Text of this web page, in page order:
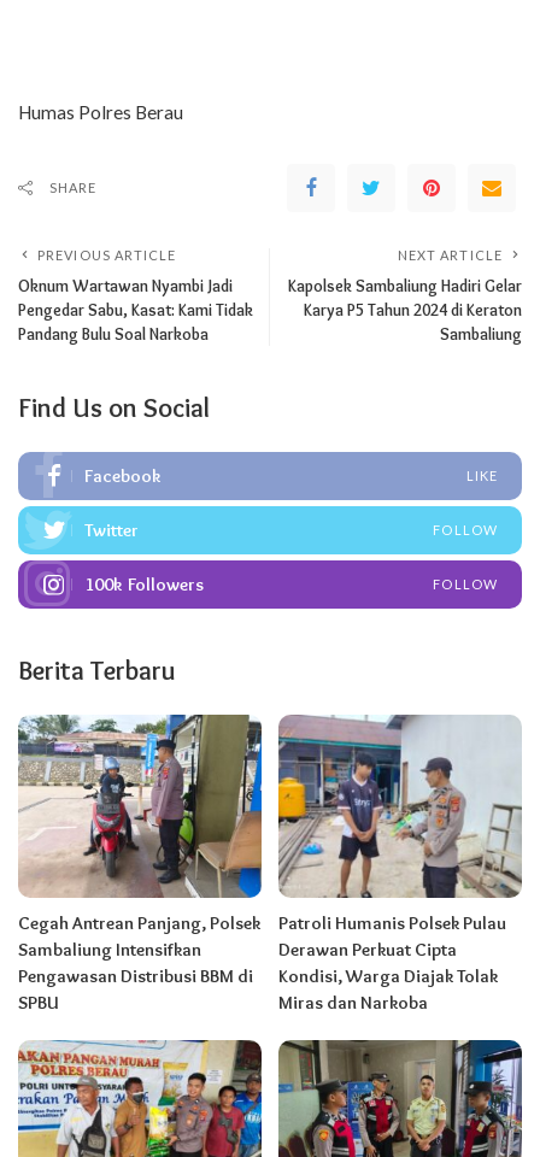
Humas Polres Berau
SHARE
PREVIOUS ARTICLE
Oknum Wartawan Nyambi Jadi
Pengedar Sabu, Kasat: Kami Tidak
Pandang Bulu Soal Narkoba
NEXT ARTICLE
Kapolsek Sambaliung Hadiri Gelar
Karya P5 Tahun 2024 di Keraton
Sambaliung
Find Us on Social
Facebook LIKE
Twitter FOLLOW
100k Followers FOLLOW
Berita Terbaru
Cegah Antrean Panjang, Polsek
Sambaliung Intensifkan
Pengawasan Distribusi BBM di
SPBU
Patroli Humanis Polsek Pulau
Derawan Perkuat Cipta
Kondisi, Warga Diajak Tolak
Miras dan Narkoba